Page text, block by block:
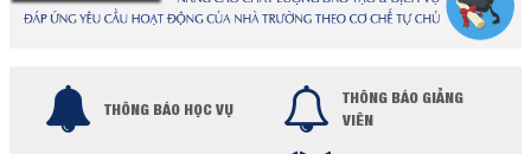
THÔNG BÁO HỌC VỤ
THÔNG BÁO GIẢNG
VIÊN